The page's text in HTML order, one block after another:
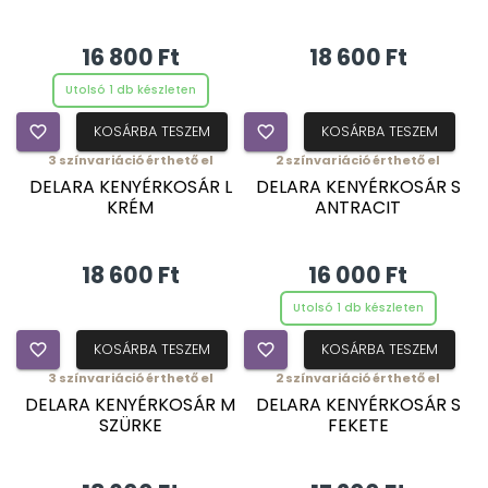
16 800 Ft
Utolsó 1 db készleten
favorite_border KOSÁRBA TESZEM
18 600 Ft
favorite_border KOSÁRBA TESZEM
3 színvariáció érthető el
DELARA KENYÉRKOSÁR L
KRÉM
18 600 Ft
favorite_border KOSÁRBA TESZEM
2színvariáció érthető el
DELARA KENYÉRKOSÁR S
ANTRACIT
16 000 Ft
Utolsó 1 db készleten
favorite_border KOSÁRBA TESZEM
3 színvariáció érthető el
DELARA KENYÉRKOSÁR M
SZÜRKE
2színvariáció érthető el
DELARA KENYÉRKOSÁR S
FEKETE